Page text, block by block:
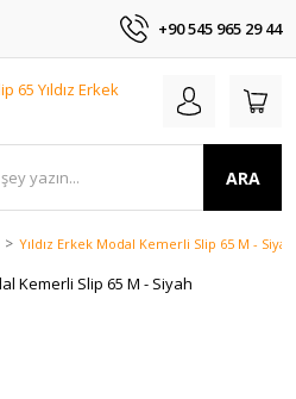
+90 545 965 29 44
ARA
Yıldız Erkek Modal Kemerli Slip 65 M - Siyah